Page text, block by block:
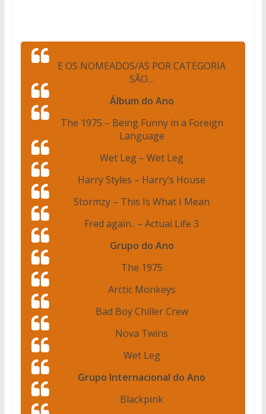
E OS NOMEADOS/AS POR CATEGORIA
SÃO…
Álbum do Ano
The 1975 – Being Funny in a Foreign
Language
Wet Leg – Wet Leg
Harry Styles – Harry’s House
Stormzy – This Is What I Mean
Fred again.. – Actual Life 3
Grupo do Ano
The 1975
Arctic Monkeys
Bad Boy Chiller Crew
Nova Twins
Wet Leg
Grupo Internacional do Ano
Blackpink